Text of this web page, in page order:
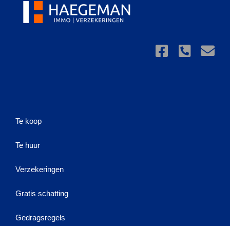
Te koop
Te huur
Verzekeringen
Gratis schatting
Gedragsregels